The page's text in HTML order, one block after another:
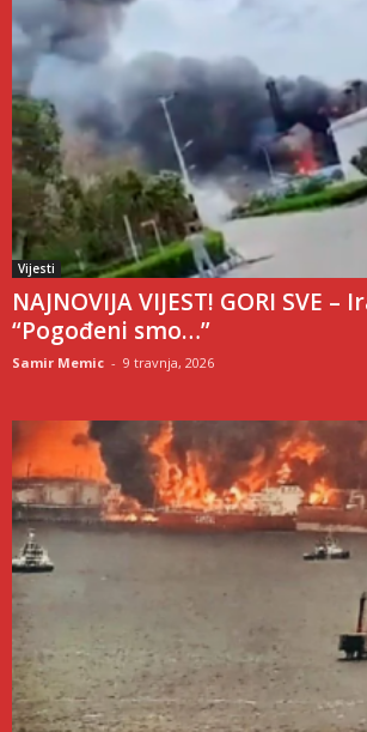
Vijesti
NAJNOVIJA VIJEST! GORI SVE –
“Pogođeni smo…”
Samir Memic - 9 travnja, 2026